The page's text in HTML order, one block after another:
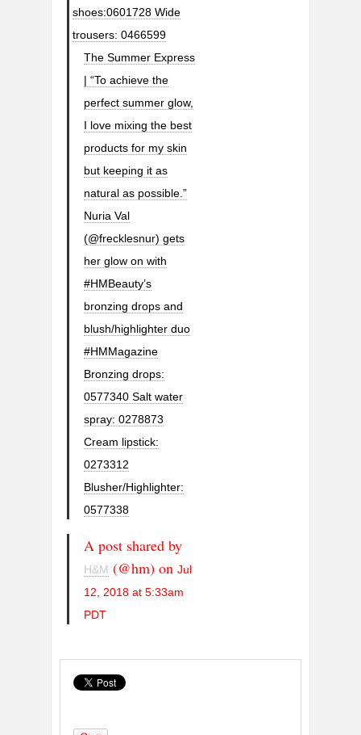
shoes:0601728 Wide
trousers: 0466599
The Summer Express
| “To achieve the
perfect summer glow,
I love mixing the best
products for my skin
but keeping it as
natural as possible.”
Nuria Val
(@frecklesnur) gets
her glow on with
#HMBeauty’s
bronzing drops and
blush/highlighter duo
#HMMagazine
Bronzing drops:
0577340 Salt water
spray: 0278873
Cream lipstick:
0273312
Blusher/Highlighter:
0577338
A post shared by
H&M (@hm) on Jul
12, 2018 at 5:33am
PDT